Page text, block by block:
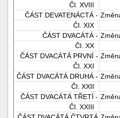
Čl. XVIII
ČÁST DEVATENÁCTÁ -
Čl. XIX
ČÁST DVACÁTÁ -
Čl. XX
ČÁST DVACÁTÁ PRVNÍ -
Čl. XXI
ČÁST DVACÁTÁ DRUHÁ -
Čl. XXII
ČÁST DVACÁTÁ TŘETÍ -
Čl. XXIII